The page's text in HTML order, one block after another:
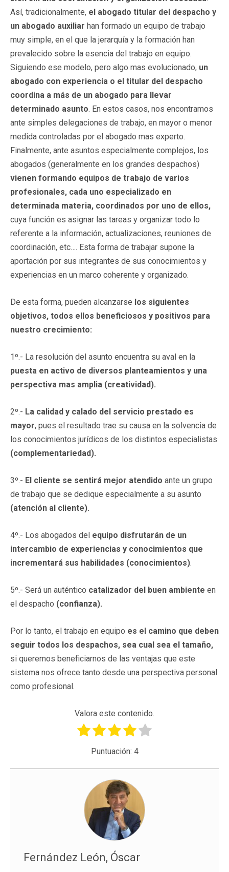
Así, tradicionalmente, el abogado titular del despacho y
un abogado auxiliar han formado un equipo de trabajo
muy simple, en el que la jerarquía y la formación han
prevalecido sobre la esencia del trabajo en equipo.
Siguiendo ese modelo, pero algo mas evolucionado, un
abogado con experiencia o el titular del despacho
coordina a más de un abogado para llevar
determinado asunto. En estos casos, nos encontramos
ante simples delegaciones de trabajo, en mayor o menor
medida controladas por el abogado mas experto.
Finalmente, ante asuntos especialmente complejos, los
abogados (generalmente en los grandes despachos)
vienen formando equipos de trabajo de varios
profesionales, cada uno especializado en
determinada materia, coordinados por uno de ellos,
cuya función es asignar las tareas y organizar todo lo
referente a la información, actualizaciones, reuniones de
coordinación, etc…. Esta forma de trabajar supone la
aportación por sus integrantes de sus conocimientos y
experiencias en un marco coherente y organizado.
De esta forma, pueden alcanzarse los siguientes
objetivos, todos ellos beneficiosos y positivos para
nuestro crecimiento:
1º.- La resolución del asunto encuentra su aval en la
puesta en activo de diversos planteamientos y una
perspectiva mas amplia (creatividad).
2º.- La calidad y calado del servicio prestado es
mayor, pues el resultado trae su causa en la solvencia de
los conocimientos jurídicos de los distintos especialistas
(complementariedad).
3º.- El cliente se sentirá mejor atendido ante un grupo
de trabajo que se dedique especialmente a su asunto
(atención al cliente).
4º.- Los abogados del equipo disfrutarán de un
intercambio de experiencias y conocimientos que
incrementará sus habilidades (conocimientos).
5º.- Será un auténtico catalizador del buen ambiente en
el despacho (confianza).
Por lo tanto, el trabajo en equipo es el camino que deben
seguir todos los despachos, sea cual sea el tamaño,
si queremos beneficiarnos de las ventajas que este
sistema nos ofrece tanto desde una perspectiva personal
como profesional.
Valora este contenido.
Puntuación: 4
Fernández León, Óscar